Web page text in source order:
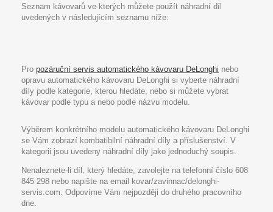
Seznam kávovarů ve kterých můžete použít náhradní díl
uvedených v následujícím seznamu níže:
Pro pozáruční servis automatického kávovaru DeLonghi nebo
opravu automatického kávovaru DeLonghi si vyberte náhradní
díly podle kategorie, kterou hledáte, nebo si můžete vybrat
kávovar podle typu a nebo podle názvu modelu.
Výběrem konkrétního modelu automatického kávovaru DeLonghi
se Vám zobrazí kombatibilní náhradní díly a příslušenství. V
kategorii jsou uvedeny náhradní díly jako jednoduchý soupis.
Nenaleznete-li díl, který hledáte, zavolejte na telefonní číslo 608
845 298 nebo napište na email kovar/zavinnac/delonghi-
servis.com. Odpovíme Vám nejpozději do druhého pracovního
dne.